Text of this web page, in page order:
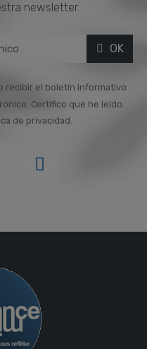
newsletter.
OK
recibir el boletín informativo
Certifico que he leído
de privacidad.